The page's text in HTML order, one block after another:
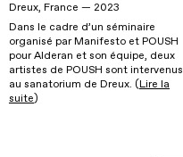
Dreux, France — 2023
Dans le cadre d’un séminaire
organisé par Manifesto et POUSH
pour Alderan et son équipe, deux
artistes de POUSH sont intervenus
au sanatorium de Dreux. (Lire la
suite)